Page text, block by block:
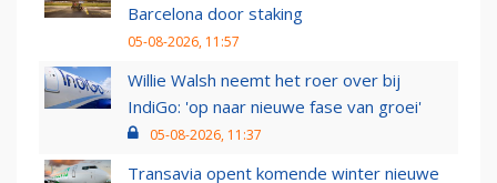
Barcelona door staking
05-08-2026, 11:57
Willie Walsh neemt het roer over bij
IndiGo: 'op naar nieuwe fase van groei'
05-08-2026, 11:37
Transavia opent komende winter nieuwe